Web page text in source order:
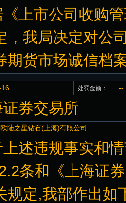
上市公司收购
，我局决定对公
期货市场诚信档
16 处罚金额： --
证券交易所
陆之星钻石(上海)有限公司
上述违规事实和
条和《上海证
规定,我部作出如